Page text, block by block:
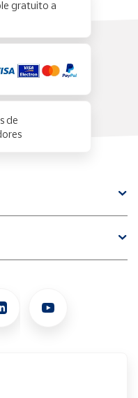
gratuito a
de